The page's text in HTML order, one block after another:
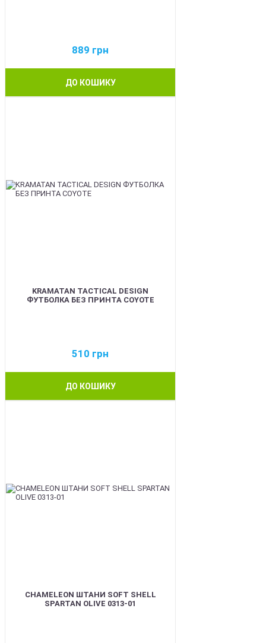
889 грн
ДО КОШИКУ
KRAMATAN TACTICAL DESIGN
ФУТБОЛКА БЕЗ ПРИНТА COYOTE
510 грн
ДО КОШИКУ
CHAMELEON ШТАНИ SOFT SHELL
SPARTAN OLIVE 0313-01